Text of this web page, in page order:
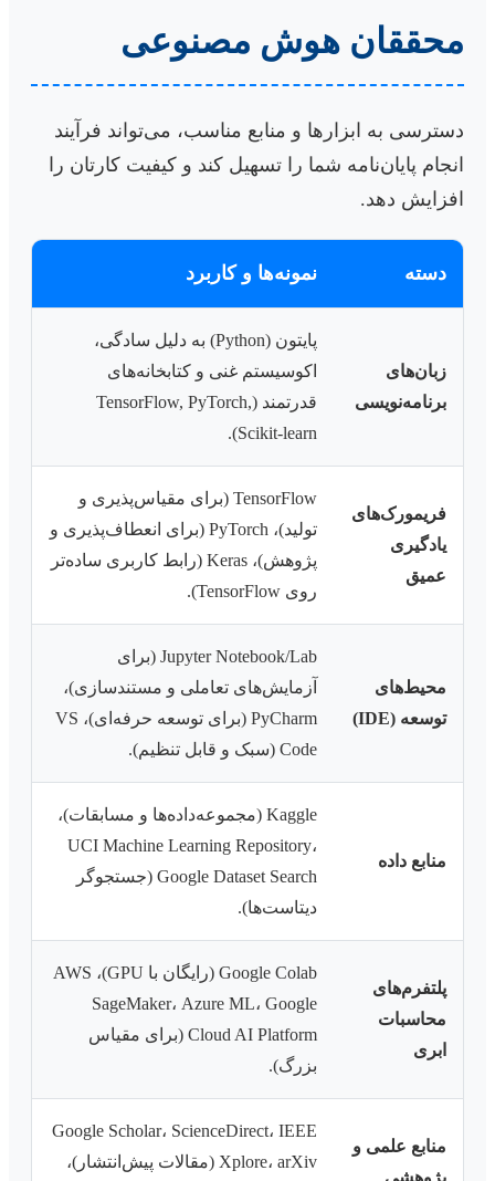
محققان هوش مصنوعی
دسترسی به ابزارها و منابع مناسب، می‌تواند فرآیند
انجام پایان‌نامه شما را تسهیل کند و کیفیت کارتان را
افزایش دهد.
دسته نمونه‌ها و کاربرد
زبان‌های
برنامه‌نویسی
پایتون (Python) به دلیل سادگی،
اکوسیستم غنی و کتابخانه‌های
قدرتمند (TensorFlow, PyTorch,
Scikit-learn).
فریمورک‌های
یادگیری
عمیق
TensorFlow (برای مقیاس‌پذیری و
تولید)، PyTorch (برای انعطاف‌پذیری و
پژوهش)، Keras (رابط کاربری ساده‌تر
روی TensorFlow).
محیط‌های
توسعه (IDE)
Jupyter Notebook/Lab (برای
آزمایش‌های تعاملی و مستندسازی)،
PyCharm (برای توسعه حرفه‌ای)، VS
Code (سبک و قابل تنظیم).
منابع داده
Kaggle (مجموعه‌داده‌ها و مسابقات)،
UCI Machine Learning Repository،
Google Dataset Search (جستجوگر
دیتاست‌ها).
پلتفرم‌های
محاسبات
ابری
Google Colab (رایگان با GPU)، AWS
SageMaker، Azure ML، Google
Cloud AI Platform (برای مقیاس
بزرگ).
منابع علمی و
پژوهشی
Google Scholar، ScienceDirect، IEEE
Xplore، arXiv (مقالات پیش‌انتشار)،